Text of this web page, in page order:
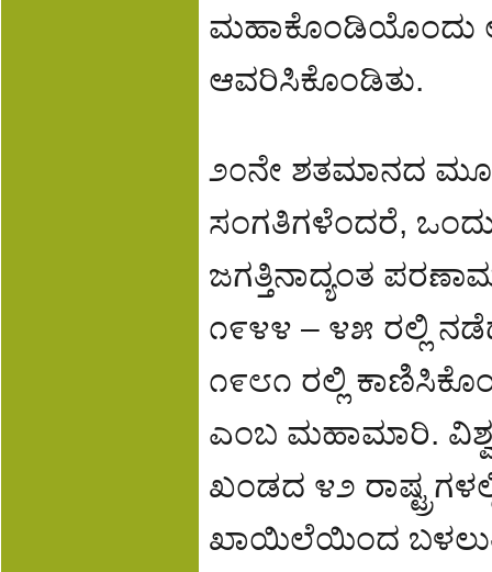
ಮಹಾಕೊಂಡಿಯೊಂದು
ಆವರಿಸಿಕೊಂಡಿತು.
೨೦ನೇ ಶತಮಾನದ
ಸಂಗತಿಗಳೆಂದರೆ,
ಜಗತ್ತಿನಾದ್ಯಂತ
೧೯೪೪ – ೪೫ ರಲ್ಲಿ
೧೯೮೧ ರಲ್ಲಿ
ಎಂಬ ಮಹಾಮಾರಿ.
ಖಂಡದ ೪೨
ಖಾಯಿಲೆಯಿಂದ